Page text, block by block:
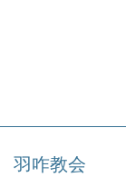
羽咋教会